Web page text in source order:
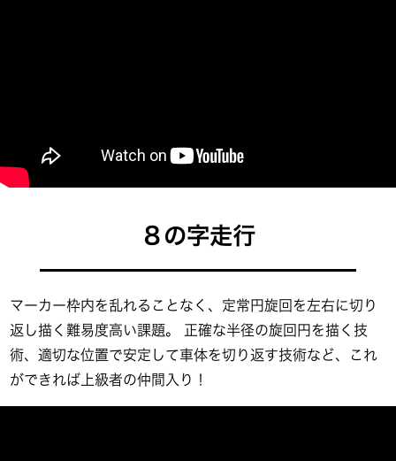
８の字走行
マーカー枠内を乱れることなく、定常円旋回を左右に切り
返し描く難易度高い課題。 正確な半径の旋回円を描く技
術、適切な位置で安定して車体を切り返す技術など、これ
ができれば上級者の仲間入り！